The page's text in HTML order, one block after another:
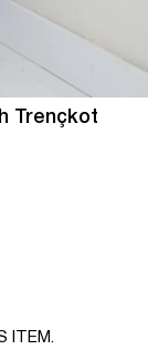
Trençkot
ITEM.